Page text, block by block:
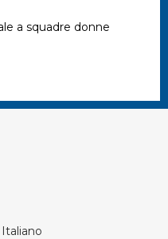
a squadre donne